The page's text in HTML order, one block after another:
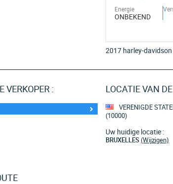
Energie
ONBEKEND
2017 harley-
VERKOPER : LOCATIE VAN
VERENIGDE
(10000)
Uw huidige locatie :
BRUXELLES(Wijzigen)